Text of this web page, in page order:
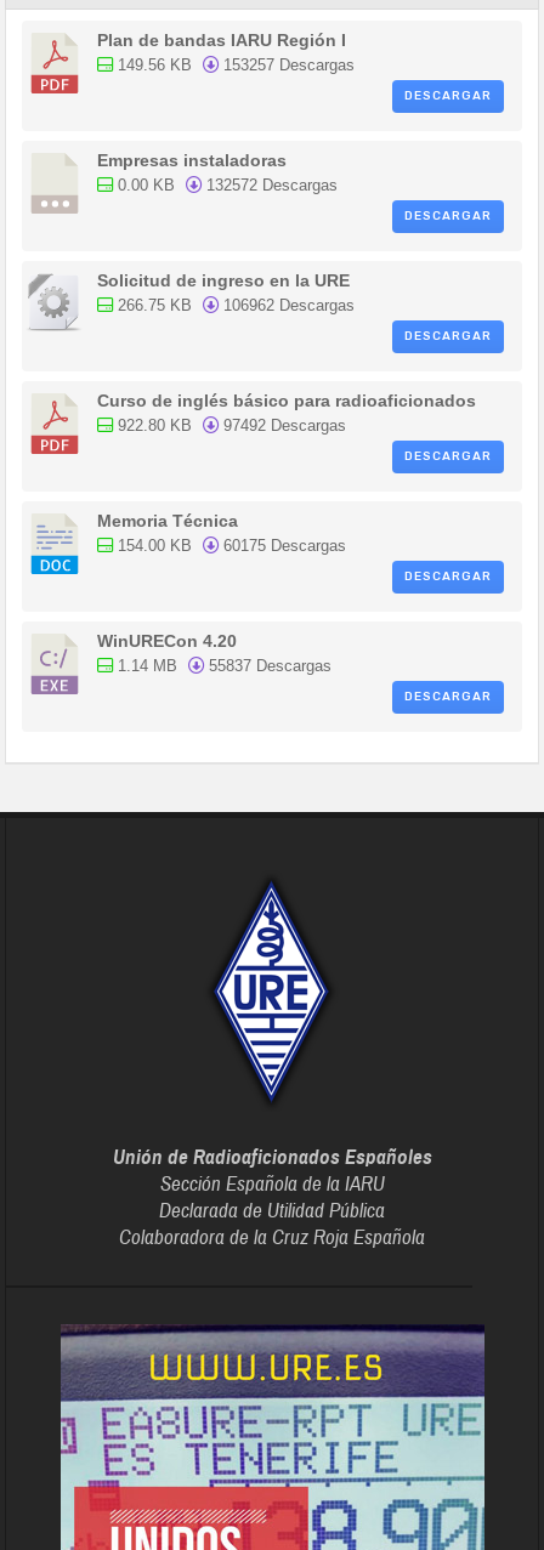
Plan de bandas IARU Región I
149.56 KB
153257 Descargas
DESCARGAR
Empresas instaladoras
0.00 KB
132572 Descargas
DESCARGAR
Solicitud de ingreso en la URE
266.75 KB
106962 Descargas
DESCARGAR
Curso de inglés básico para radioaficionados
922.80 KB
97492 Descargas
DESCARGAR
Memoria Técnica
154.00 KB
60175 Descargas
DESCARGAR
WinURECon 4.20
1.14 MB
55837 Descargas
DESCARGAR
Unión de Radioaficionados Españoles
Sección Española de la IARU
Declarada de Utilidad Pública
Colaboradora de la Cruz Roja Española